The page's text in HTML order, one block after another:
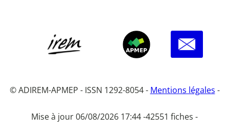
© ADIREM-APMEP - ISSN 1292-8054 - Mentions légales -
Mise à jour 06/08/2026 17:44 -42551 fiches -